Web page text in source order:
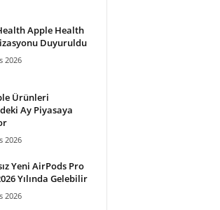
Apple Health
Duyuruldu
2026
Ürünleri
Ay Piyasaya
2026
Yeni AirPods Pro
Yılında Gelebilir
2026